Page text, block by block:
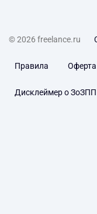
© 2026 freelance.ru
Правила Оферта
Дисклеймер о ЗоЗПП